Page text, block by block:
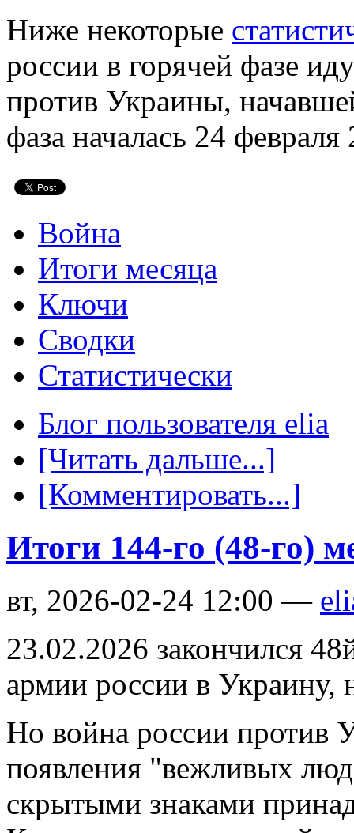
Ниже некоторые
россии в горячей фазе
против Украины,
фаза началась 24 февраля
Война
Итоги месяца
Ключи
Сводки
Статистически
Блог пользователя elia
[Читать дальше...]
[Комментировать...]
Итоги 144-го (48-го)
вт, 2026-02-24 12:00 —
23.02.2026 закончился
армии россии в Украину,
Но война россии против
появления "вежливых
скрытыми знаками